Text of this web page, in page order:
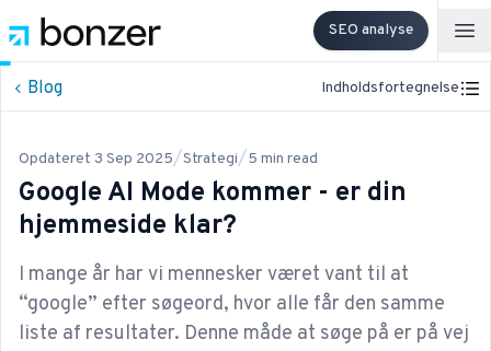
SEO analyse
Blog Indholdsfortegnelse
Opdateret 3 Sep 2025/Strategi/5 min read
Google AI Mode kommer - er din
hjemmeside klar?
I mange år har vi mennesker været vant til at
“google” efter søgeord, hvor alle får den samme
liste af resultater. Denne måde at søge på er på vej